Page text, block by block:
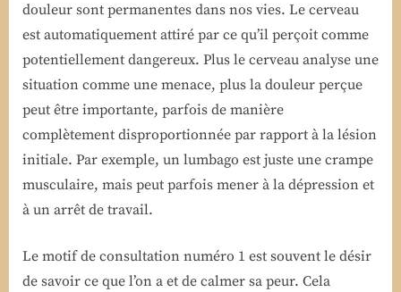
douleur sont permanentes dans nos vies. Le cerveau
est automatiquement attiré par ce qu’il perçoit comme
potentiellement dangereux. Plus le cerveau analyse une
situation comme une menace, plus la douleur perçue
peut être importante, parfois de manière
complètement disproportionnée par rapport à la lésion
initiale. Par exemple, un lumbago est juste une crampe
musculaire, mais peut parfois mener à la dépression et
à un arrêt de travail.
Le motif de consultation numéro 1 est souvent le désir
de savoir ce que l’on a et de calmer sa peur. Cela